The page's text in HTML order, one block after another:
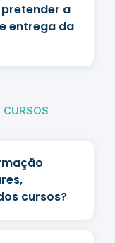
a
entrega da
cursos?